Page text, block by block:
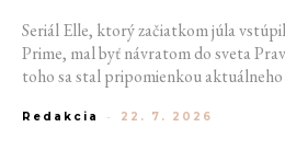
Seriál Elle, ktorý začiatkom júla
Prime, mal byť návratom do sveta
toho sa stal pripomienkou
kruhu. Prequely, sequely, spin-offy aj
Redakcia - 22. 7. 2026